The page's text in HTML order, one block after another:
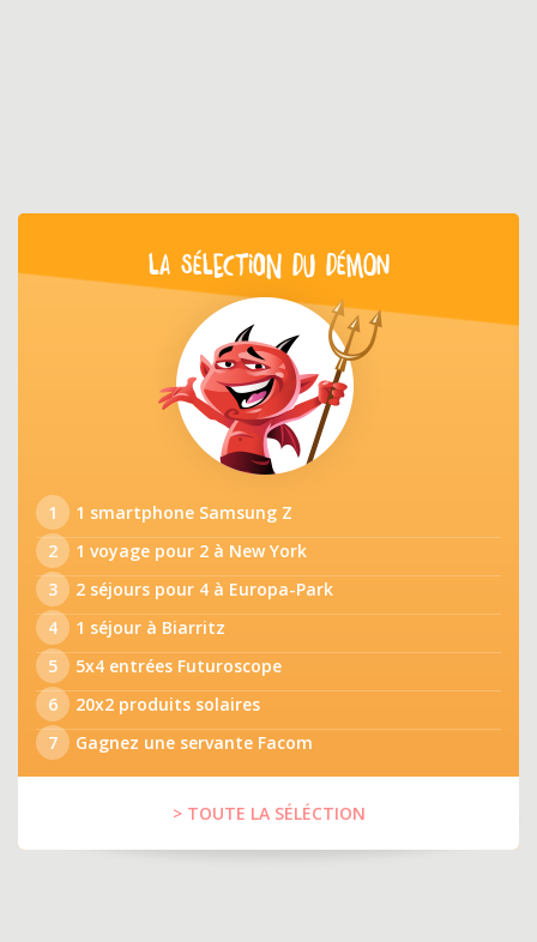
LA SÉLECTION DU DÉMON
1
1 smartphone Samsung Z
2
1 voyage pour 2 à New York
3
2 séjours pour 4 à Europa-Park
4
1 séjour à Biarritz
5
5x4 entrées Futuroscope
6
20x2 produits solaires
7
Gagnez une servante Facom
> TOUTE LA SÉLÉCTION